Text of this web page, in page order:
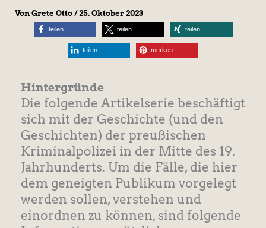
Von Grete Otto /25. Oktober 2023
teilen teilen teilen
teilen merken
Hintergründe
Die folgende Artikelserie beschäftigt
sich mit der Geschichte (und den
Geschichten) der preußischen
Kriminalpolizei in der Mitte des 19.
Jahrhunderts. Um die Fälle, die hier
dem geneigten Publikum vorgelegt
werden sollen, verstehen und
einordnen zu können, sind folgende